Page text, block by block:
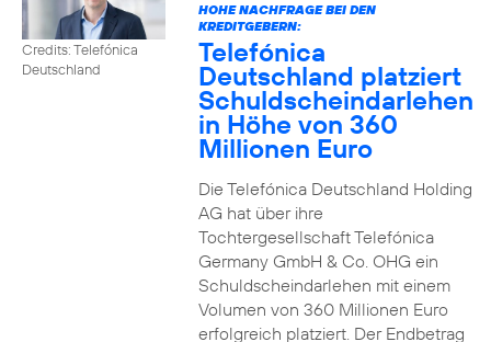
Credits: Telefónica
Deutschland
HOHE NACHFRAGE BEI DEN
KREDITGEBERN:
Telefónica
Deutschland platziert
Schuldscheindarlehen
in Höhe von 360
Millionen Euro
Die Telefónica Deutschland Holding
AG hat über ihre
Tochtergesellschaft Telefónica
Germany GmbH & Co. OHG ein
Schuldscheindarlehen mit einem
Volumen von 360 Millionen Euro
erfolgreich platziert. Der Endbetrag